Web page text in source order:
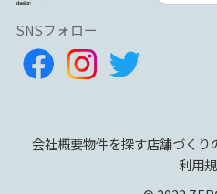
SNSフォロー
会社概要物件を探す店舗づくり
利用